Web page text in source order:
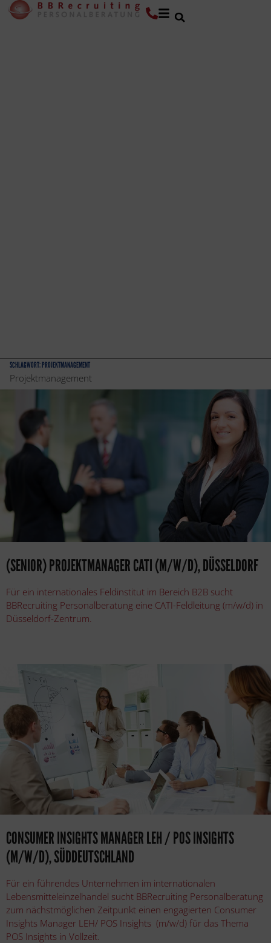
SCHLAGWORT: PROJEKTMANAGEMENT
Projektmanagement
(SENIOR) PROJEKTMANAGER CATI (M/W/D), DÜSSELDORF
Für ein internationales Feldinstitut im Bereich B2B sucht
BBRecruiting Personalberatung eine CATI-Feldleitung (m/w/d) in
Düsseldorf-Zentrum.
CONSUMER INSIGHTS MANAGER LEH / POS INSIGHTS
(M/W/D), SÜDDEUTSCHLAND
Für ein führendes Unternehmen im internationalen
Lebensmitteleinzelhandel sucht BBRecruiting Personalberatung
zum nächstmöglichen Zeitpunkt einen engagierten Consumer
Insights Manager LEH/ POS Insights (m/w/d) für das Thema
POS Insights in Vollzeit.